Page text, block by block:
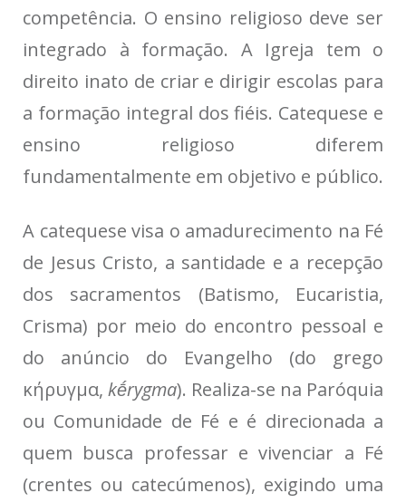
competência. O ensino religioso deve ser
integrado à formação. A Igreja tem o
direito inato de criar e dirigir escolas para
a formação integral dos fiéis. Catequese e
ensino religioso diferem
fundamentalmente em objetivo e público.
A catequese visa o amadurecimento na Fé
de Jesus Cristo, a santidade e a recepção
dos sacramentos (Batismo, Eucaristia,
Crisma) por meio do encontro pessoal e
do anúncio do Evangelho (do grego
κήρυγμα, kḗrygma). Realiza-se na Paróquia
ou Comunidade de Fé e é direcionada a
quem busca professar e vivenciar a Fé
(crentes ou catecúmenos), exigindo uma